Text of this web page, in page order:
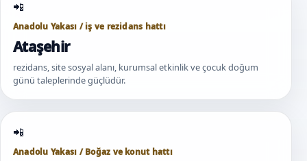
Anadolu Yakası / iş ve rezidans hattı
Ataşehir
rezidans, site sosyal alanı, kurumsal etkinlik ve çocuk doğum
günü taleplerinde güçlüdür.
Anadolu Yakası / Boğaz ve konut hattı